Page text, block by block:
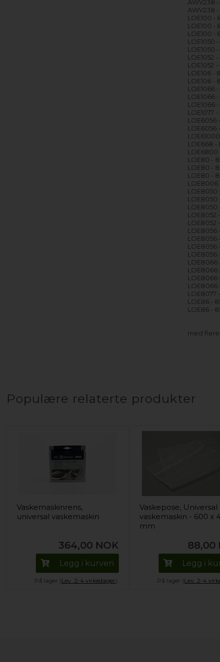
AWV238
AWV238
LOE100 -
LOE100 -
LOE100 -
LOE1050
LOE1050
LOE1052
LOE1052
LOE106 -
LOE106 -
LOE1066
LOE1066
LOE1066
LOE1077
LOE6056
LOE668 -
LOE6800
LOE80 -
LOE80 -
LOE80 -
LOE8052
LOE8052
LOE8056
LOE8066
LOE8066
LOE8066
LOE8077
LOE86 -
LOE86 -
med flere…
Populære relaterte produkter
Vaskemaskinrens,
universal vaskemaskin
364,00 NOK
Legg i kurven
På lager (Lev. 2-4 virkedager).
Vaskepose, Universal
vaskemaskin - 600 x
mm
88,00
Legg i
På lager (Lev. 2-4